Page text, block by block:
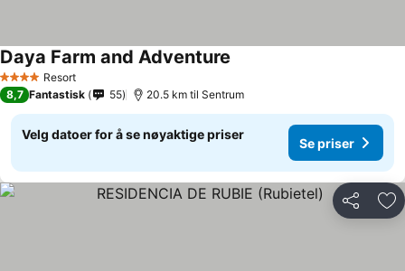
4 StjernerResort
Daya Farm and Adventure
8,7 Fantastisk 55 20.5 km til Sentrum
Velg datoer for å se nøyaktige priser
Se priser
Del